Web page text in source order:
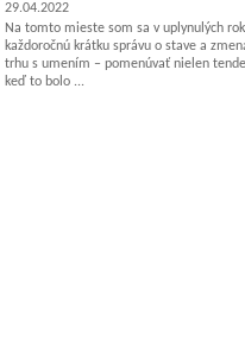
29.04.2022
Na tomto mieste som sa v uplynulých
každoročnú krátku správu o stave a
trhu s umením – pomenúvať nielen
keď to bolo ...